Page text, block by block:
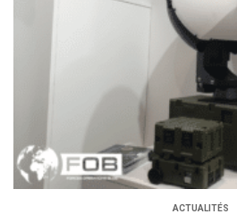
ACTUALITÉS